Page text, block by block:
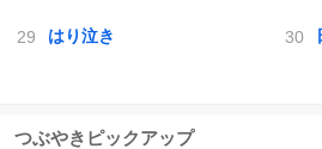
はり泣き
つぶやきピックアップ